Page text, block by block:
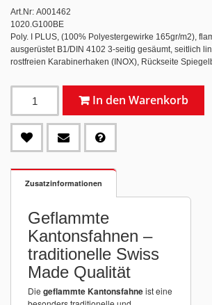
Art.Nr: A001462
1020.G100BE
Poly. I PLUS, (100% Polyestergewirke 165gr/m2),
ausgerüstet B1/DIN 4102 3-seitig gesäumt, seitlich
rostfreien Karabinerhaken (INOX), Rückseite
In den Warenkorb
Zusatzinformationen
Geflammte
Kantonsfahnen –
traditionelle Swiss
Made Qualität
Die geflammte Kantonsfahneist eine